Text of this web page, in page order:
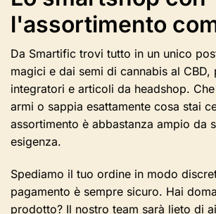
l'assortimento
Da Smartific trovi tutto in un unico
magici e dai semi di cannabis al CBD,
integratori e articoli da headshop.
armi o sappia esattamente cosa stai
assortimento è abbastanza ampio da
esigenza.
Spediamo il tuo ordine in modo
pagamento è sempre sicuro. Hai
prodotto? Il nostro team sarà lieto di